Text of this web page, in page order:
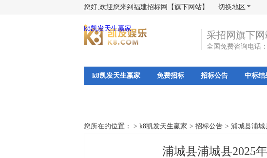
您好,欢迎您来到福建招标网【旗下网站】 切换地区
k8凯发天生赢家
采招网旗下网
全国免费咨询电话：
k8凯发天生赢家 免费招标 招标公告 中标结
您所在的位置： > k8凯发天生赢家 > 招标公告 > 浦城县浦城
浦城县浦城县2025